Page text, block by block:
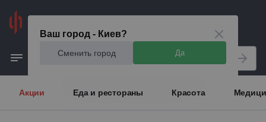
Ваш город - Киев?
Сменить город Да
Акции Еда и рестораны Красота